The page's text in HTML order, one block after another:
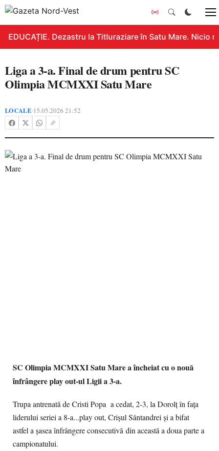
EDUCAȚIE. Dezastru la Titluraziare în Satu Mare. Nicio
Liga a 3-a. Final de drum pentru SC
Olimpia MCMXXI Satu Mare
LOCALE•15.05.2026 21:52
​SC Olimpia MCMXXI Satu Mare a încheiat cu o nouă
înfrângere play out-ul Ligii a 3-a.
Trupa antrenată de Cristi Popa a cedat, 2-3, la Dorolț în fața
liderului seriei a 8-a...play out, Crișul Sântandrei și a bifat
astfel a șasea înfrângere consecutivă din această a doua parte a
campionatului.